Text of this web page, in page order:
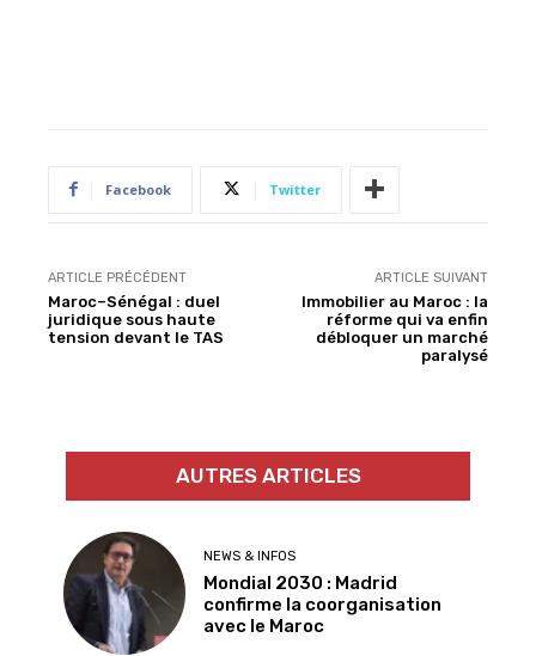
Facebook Twitter
ARTICLE PRÉCÉDENT
Maroc–Sénégal : duel
juridique sous haute
tension devant le TAS
ARTICLE SUIVANT
Immobilier au Maroc : la
réforme qui va enfin
débloquer un marché
paralysé
AUTRES ARTICLES
NEWS & INFOS
Mondial 2030 : Madrid
confirme la coorganisation
avec le Maroc